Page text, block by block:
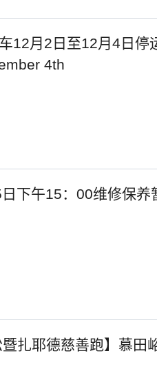
车12月2日至12月4日
4th
下午15：00维修保养
暨扎耶德慈善跑】慕